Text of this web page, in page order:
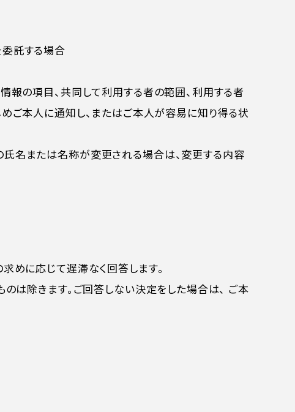
託する場合
報の項目、共同して利用する者の範囲、利用する者
ご本人に通知し、またはご本人が容易に知り得る状
名または名称が変更される場合は、変更する内容
めに応じて遅滞なく回答します。
は除きます。ご回答しない決定をした場合は、 ご本